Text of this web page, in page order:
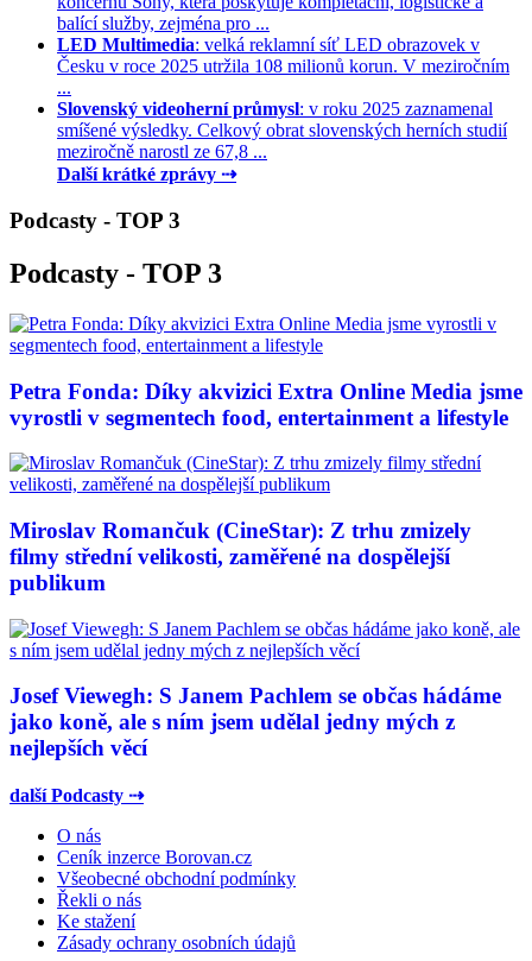
balící služby, zejména pro ...
LED Multimedia: velká reklamní síť LED obrazovek v
Česku v roce 2025 utržila 108 milionů korun. V meziročním
...
Slovenský videoherní průmysl: v roku 2025 zaznamenal
smíšené výsledky. Celkový obrat slovenských herních studií
meziročně narostl ze 67,8 ...
Další krátké zprávy ⇢
Podcasty - TOP 3
Podcasty - TOP 3
Petra Fonda: Díky akvizici Extra Online Media jsme
vyrostli v segmentech food, entertainment a lifestyle
Miroslav Romančuk (CineStar): Z trhu zmizely
filmy střední velikosti, zaměřené na dospělejší
publikum
Josef Viewegh: S Janem Pachlem se občas hádáme
jako koně, ale s ním jsem udělal jedny mých z
nejlepších věcí
další Podcasty ⇢
O nás
Ceník inzerce Borovan.cz
Všeobecné obchodní podmínky
Řekli o nás
Ke stažení
Zásady ochrany osobních údajů